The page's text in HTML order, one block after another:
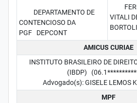
DEPARTAMENTO DE
CONTENCIOSO DA
PGF DEPCONT
VITALI
AMICUS CURIAE
INSTITUTO BRASILEIRO DE
(IBDP)
Advogado(s): GISELE LEMOS
MPF